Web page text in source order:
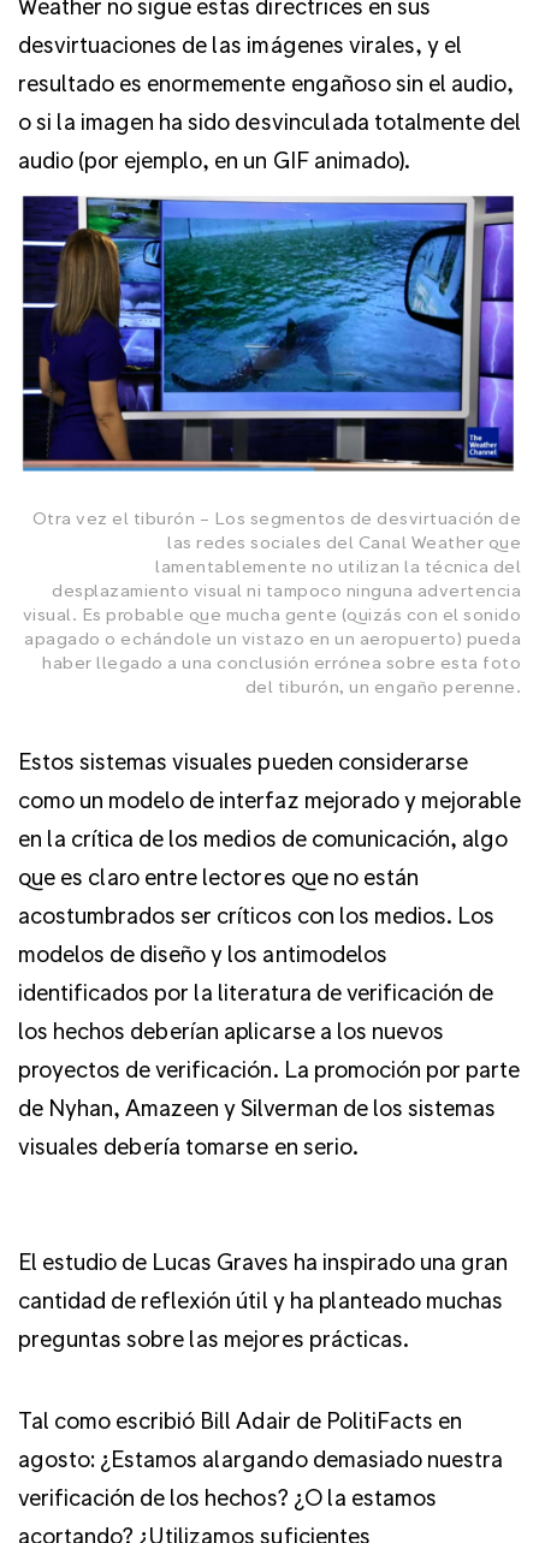
desvirtuaciones de las imágenes virales, y el
resultado es enormemente engañoso sin el audio,
o si la imagen ha sido desvinculada totalmente del
audio (por ejemplo, en un GIF animado).
Otra vez el tiburón – Los segmentos de desvirtuación de
las redes sociales del Canal Weather que
lamentablemente no utilizan la técnica del
desplazamiento visual ni tampoco ninguna advertencia
visual. Es probable que mucha gente (quizás con el sonido
apagado o echándole un vistazo en un aeropuerto) pueda
haber llegado a una conclusión errónea sobre esta foto
del tiburón, un engaño perenne.
Estos sistemas visuales pueden considerarse
como un modelo de interfaz mejorado y mejorable
en la crítica de los medios de comunicación, algo
que es claro entre lectores que no están
acostumbrados ser críticos con los medios. Los
modelos de diseño y los antimodelos
identificados por la literatura de verificación de
los hechos deberían aplicarse a los nuevos
proyectos de verificación. La promoción por parte
de Nyhan, Amazeen y Silverman de los sistemas
visuales debería tomarse en serio.
El estudio de Lucas Graves ha inspirado una gran
cantidad de reflexión útil y ha planteado muchas
preguntas sobre las mejores prácticas.
Tal como escribió Bill Adair de PolitiFacts en
agosto: ¿Estamos alargando demasiado nuestra
verificación de los hechos? ¿O la estamos
acortando? ¿Utilizamos suficientes